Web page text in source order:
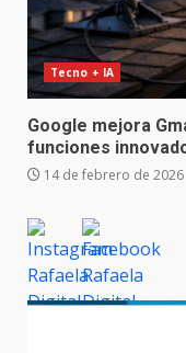
Tecno + IA
Google mejora
funciones
14 de febrero de 2026